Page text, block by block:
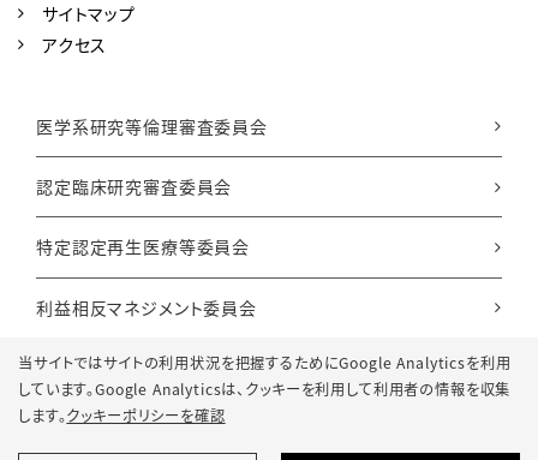
当サイトではサイトの利用状況を把握するためにGoogle Analyticsを利用
しています。Google Analyticsは、 クッキーを利用して利用者の情報を収集
します。クッキーポリシーを確認
サイトマップ
アクセス
医学系研究等倫理審査委員会
認定臨床研究審査委員会
特定認定再生医療等委員会
利益相反マネジメント委員会
プライバシーポリシー